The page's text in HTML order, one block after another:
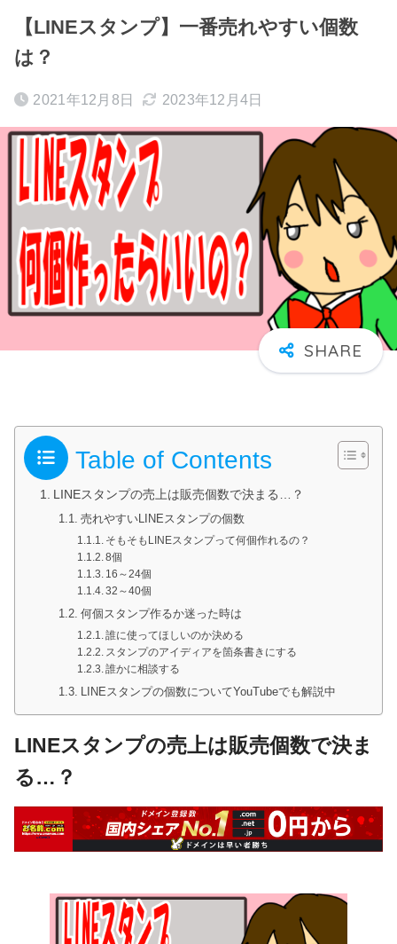
【LINEスタンプ】一番売れやすい個数
は？
2021年12月8日 2023年12月4日
Table of Contents
LINEスタンプの売上は販売個数で決まる…？
売れやすいLINEスタンプの個数
そもそもLINEスタンプって何個作れるの？
8個
16～24個
32～40個
何個スタンプ作るか迷った時は
誰に使ってほしいのか決める
スタンプのアイディアを箇条書きにする
誰かに相談する
LINEスタンプの個数についてYouTubeでも解説中
LINEスタンプの売上は販売個数で決ま
る…？